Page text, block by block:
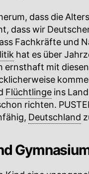
dass die
dass wir
Fachkräfte und
hat es über
ernsthaft mit
Flüchtlinge ins
richten.
Deutschland